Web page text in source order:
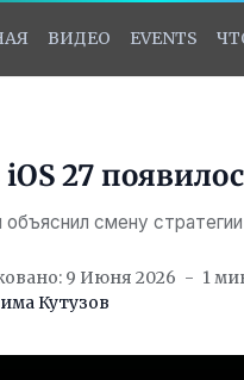
ВИДЕО EVENTS
27
смену
9 Июня 2026
1
Кутузов